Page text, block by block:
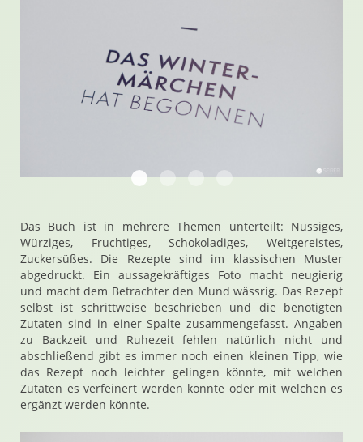
Hello Santa von Julia Cawley, Saskia
Hello Santa von Julia Cawley,
Hello Santa von Julia
Hello Santa von Julia
Das Buch ist in mehrere Themen unterteilt: Nussiges,
Würziges, Fruchtiges, Schokoladiges, Weitgereistes,
Zuckersüßes. Die Rezepte sind im klassischen Muster
abgedruckt. Ein aussagekräftiges Foto macht neugierig
und macht dem Betrachter den Mund wässrig. Das Rezept
selbst ist schrittweise beschrieben und die benötigten
Zutaten sind in einer Spalte zusammengefasst. Angaben
zu Backzeit und Ruhezeit fehlen natürlich nicht und
abschließend gibt es immer noch einen kleinen Tipp, wie
das Rezept noch leichter gelingen könnte, mit welchen
Zutaten es verfeinert werden könnte oder mit welchen es
ergänzt werden könnte.